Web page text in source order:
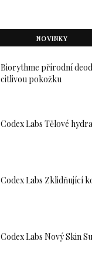
NOVINKY
Biorythme přírodní
citlivou pokožku
Codex Labs Tělové
Codex Labs Zklidňující
Codex Labs Nový Skin